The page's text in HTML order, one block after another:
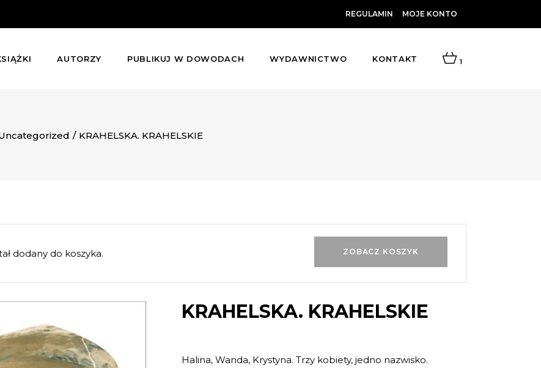
REGULAMIN MOJE KONTO
AUTORZY PUBLIKUJ W DOWODACH WYDAWNICTWO KONTAKT 1
/ KRAHELSKA. KRAHELSKIE
ZOBACZ KOSZYK
dodany do koszyka.
KRAHELSKA. KRAHELSKIE
Halina, Wanda, Krystyna. Trzy kobiety, jedno nazwisko.